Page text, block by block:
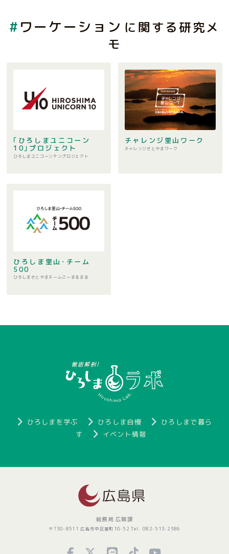
ワーケーション に関する研究メ
モ
｢ひろしまユニコーン
10｣プロジェクト
ひろしまユニコーンテンプロジェクト
チャレンジ里山ワーク
チャレンジさとやまワーク
ひろしま⾥⼭･チーム
500
ひろしまさとやまチームごーまるまる
ひろしまを学ぶ ひろしま自慢
ひろしまで暮ら
す
イベント情報
総務局 広報課
〒730-8511 広島市中区基町10-52 Tel. 082-513-2386